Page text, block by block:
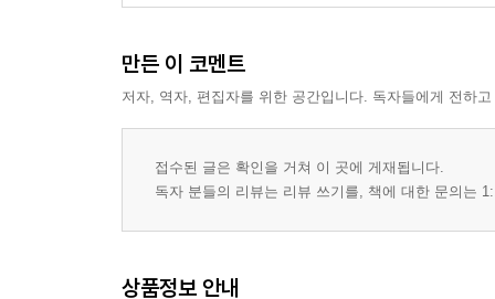
만든 이 코멘트
저자, 역자, 편집자를 위한 공간입니다. 독자들에게 전하
접수된 글은 확인을 거쳐 이 곳에 게재됩니다.
독자 분들의 리뷰는 리뷰 쓰기를, 책에 대한 문의는
상품정보 안내